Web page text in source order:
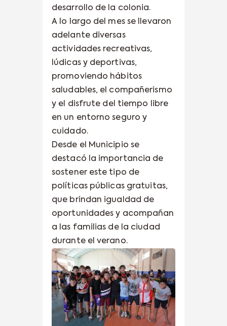
desarrollo de la colonia.
A lo largo del mes se llevaron
adelante diversas
actividades recreativas,
lúdicas y deportivas,
promoviendo hábitos
saludables, el compañerismo
y el disfrute del tiempo libre
en un entorno seguro y
cuidado.
Desde el Municipio se
destacó la importancia de
sostener este tipo de
políticas públicas gratuitas,
que brindan igualdad de
oportunidades y acompañan
a las familias de la ciudad
durante el verano.